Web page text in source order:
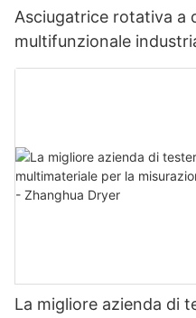
Asciugatrice rotativa a
multifunzionale
asciugatura
La migliore azienda di